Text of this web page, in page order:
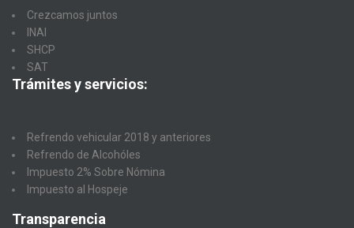
Crezcamos juntos
INAI
SHCP
SAT
Trámites y servicios:
Refrendo vehicular 2018 y anteriores
Refrendo de Alcohóles
Impuesto 2% Sobre Nómina
Impuesto al Hospeje
Transparencia